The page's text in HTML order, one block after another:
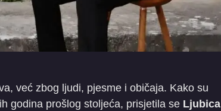
već zbog ljudi, pjesme i običaja. Kako su
godina prošlog stoljeća, prisjetila se Ljubica